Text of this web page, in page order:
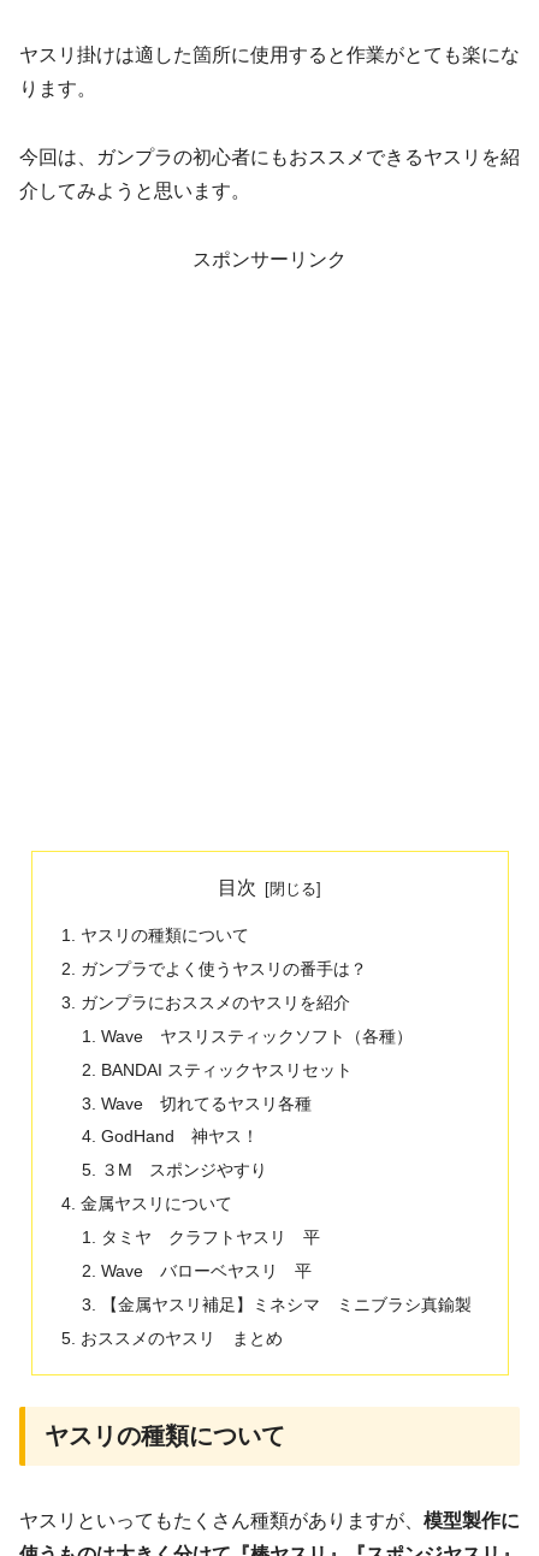
ヤスリ掛けは適した箇所に使用すると作業がとても楽にな
ります。
今回は、ガンプラの初心者にもおススメできるヤスリを紹
介してみようと思います。
スポンサーリンク
目次
ヤスリの種類について
ガンプラでよく使うヤスリの番手は？
ガンプラにおススメのヤスリを紹介
Wave ヤスリスティックソフト（各種）
BANDAI スティックヤスリセット
Wave 切れてるヤスリ各種
GodHand 神ヤス！
３M スポンジやすり
金属ヤスリについて
タミヤ クラフトヤスリ 平
Wave バローベヤスリ 平
【金属ヤスリ補足】ミネシマ ミニブラシ真鍮製
おススメのヤスリ まとめ
ヤスリの種類について
ヤスリといってもたくさん種類がありますが、 模型製作に